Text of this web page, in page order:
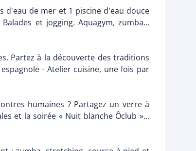
d'eau de mer et 1 piscine d'eau douce
et jogging. Aquagym, zumba...
Partez à la découverte des traditions
- Atelier cuisine, une fois par
humaines ? Partagez un verre à
et la soirée « Nuit blanche Ôclub »...